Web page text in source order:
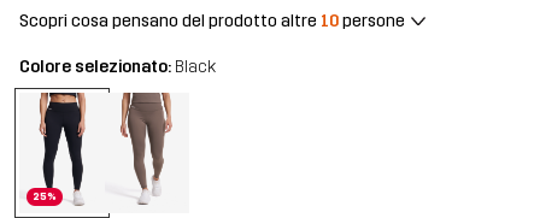
Scopri cosa pensano del prodotto altre 10persone
Colore selezionato: Black
25%